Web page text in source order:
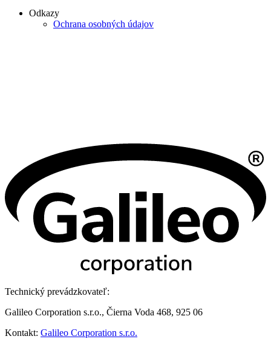
Odkazy
Ochrana osobných údajov
Technický prevádzkovateľ:
Galileo Corporation s.r.o., Čierna Voda 468, 925 06
Kontakt: Galileo Corporation s.r.o.